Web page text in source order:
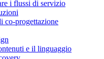
i flussi di servizio
co-progettazione
e il linguaggio